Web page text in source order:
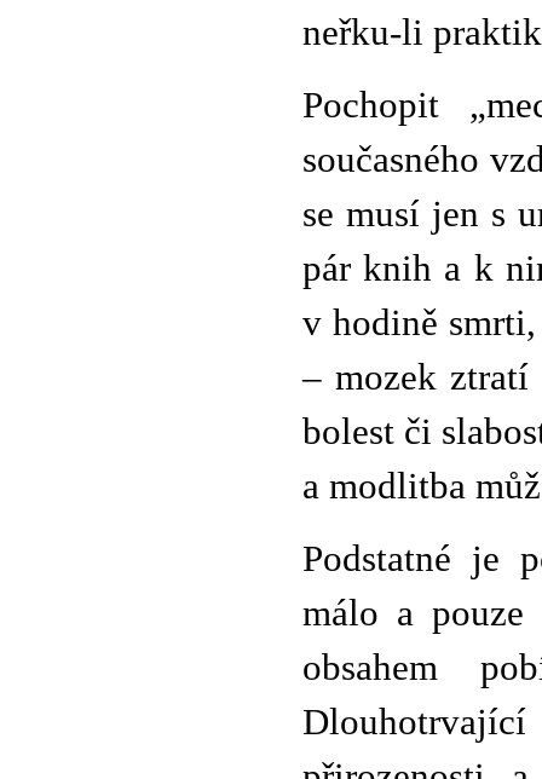
neřku-li
Pochopit
současného
se musí jen s
pár knih a k
v hodině
– mozek ztratí
bolest či
a modlitba
Podstatné je
málo a
obsahem